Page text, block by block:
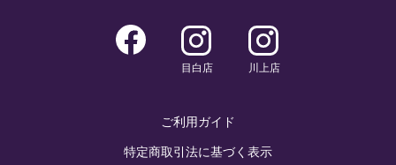
目白店 川上店
ご利用ガイド
特定商取引法に基づく表示